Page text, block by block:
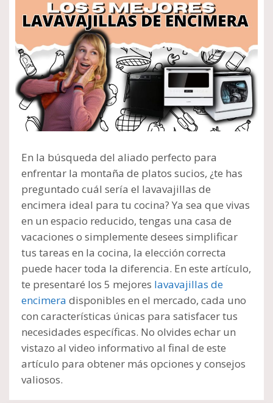
En la búsqueda del aliado perfecto para
enfrentar la montaña de platos sucios, ¿te has
preguntado cuál sería el lavavajillas de
encimera ideal para tu cocina? Ya sea que vivas
en un espacio reducido, tengas una casa de
vacaciones o simplemente desees simplificar
tus tareas en la cocina, la elección correcta
puede hacer toda la diferencia. En este artículo,
te presentaré los 5 mejores lavavajillas de
encimera disponibles en el mercado, cada uno
con características únicas para satisfacer tus
necesidades específicas. No olvides echar un
vistazo al video informativo al final de este
artículo para obtener más opciones y consejos
valiosos.